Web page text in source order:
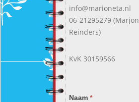
info@marioneta.nl
06-21295279 (Marjon
Reinders)
KvK 30159566
Naam *